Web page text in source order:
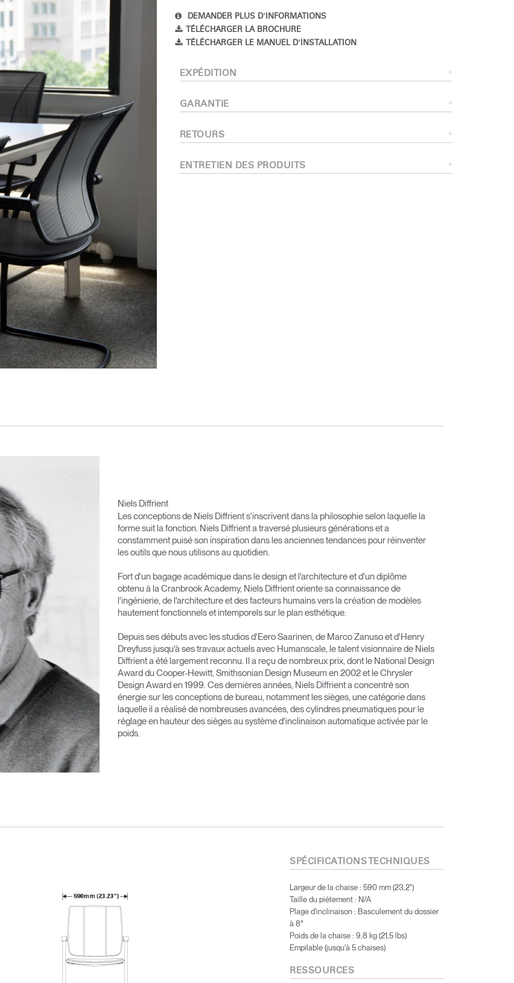
Sélectionnez votre pays
DEMANDER PLUS D'INFORMATIONS
TÉLÉCHARGER LA BROCHURE
TÉLÉCHARGER LE MANUEL D'INSTALLATION
EXPÉDITION
GARANTIE
RETOURS
ENTRETIEN DES PRODUITS
Niels Diffrient
Les conceptions de Niels Diffrient s'inscrivent dans la philosophie selon laquelle la
forme suit la fonction. Niels Diffrient a traversé plusieurs générations et a
constamment puisé son inspiration dans les anciennes tendances pour réinventer
les outils que nous utilisons au quotidien.
Fort d'un bagage académique dans le design et l'architecture et d'un diplôme
obtenu à la Cranbrook Academy, Niels Diffrient oriente sa connaissance de
l'ingénierie, de l'architecture et des facteurs humains vers la création de modèles
hautement fonctionnels et intemporels sur le plan esthétique.
Depuis ses débuts avec les studios d'Eero Saarinen, de Marco Zanuso et d'Henry
Dreyfuss jusqu'à ses travaux actuels avec Humanscale, le talent visionnaire de Niels
Diffrient a été largement reconnu. Il a reçu de nombreux prix, dont le National Design
Award du Cooper-Hewitt, Smithsonian Design Museum en 2002 et le Chrysler
Design Award en 1999. Ces dernières années, Niels Diffrient a concentré son
énergie sur les conceptions de bureau, notamment les sièges, une catégorie dans
laquelle il a réalisé de nombreuses avancées, des cylindres pneumatiques pour le
réglage en hauteur des sièges au système d'inclinaison automatique activée par le
poids.
SPÉCIFICATIONS TECHNIQUES
Largeur de la chaise : 590 mm (23,2")
Taille du piétement : N/A
Plage d'inclinaison : Basculement du dossier
à 8°
Poids de la chaise : 9,8 kg (21,5 lbs)
Empilable (jusqu'à 5 chaises)
RESSOURCES